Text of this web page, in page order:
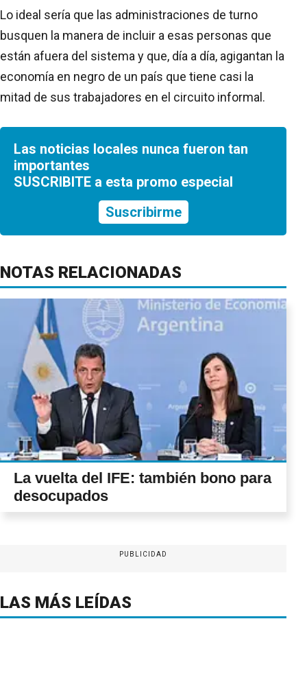
Lo ideal sería que las administraciones de turno
busquen la manera de incluir a esas personas que
están afuera del sistema y que, día a día, agigantan la
economía en negro de un país que tiene casi la
mitad de sus trabajadores en el circuito informal.
Las noticias locales nunca fueron tan
importantes
SUSCRIBITE a esta promo especial
Suscribirme
NOTAS RELACIONADAS
La vuelta del IFE: también bono para
desocupados
PUBLICIDAD
LAS MÁS LEÍDAS